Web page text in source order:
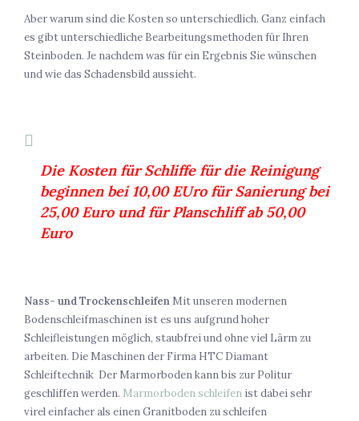
Aber warum sind die Kosten so unterschiedlich. Ganz einfach
es gibt unterschiedliche Bearbeitungsmethoden für Ihren
Steinboden. Je nachdem was für ein Ergebnis Sie wünschen
und wie das Schadensbild aussieht.
Die Kosten für Schliffe für die Reinigung
beginnen bei 10,00 EUro für Sanierung bei
25,00 Euro und für Planschliff ab 50,00
Euro
Nass- und Trockenschleifen Mit unseren modernen
Bodenschleifmaschinen ist es uns aufgrund hoher
Schleifleistungen möglich, staubfrei und ohne viel Lärm zu
arbeiten. Die Maschinen der Firma HTC Diamant
Schleiftechnik Der Marmorboden kann bis zur Politur
geschliffen werden. Marmorboden schleifen ist dabei sehr
virel einfacher als einen Granitboden zu schleifen